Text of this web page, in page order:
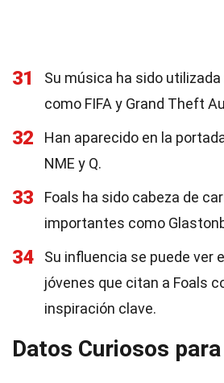
31
Su música ha sido
como FIFA y Grand Theft
32
Han aparecido en la
NME y Q.
33
Foals ha sido cabeza de
importantes como
34
Su influencia se puede ver
jóvenes que citan a Foals
inspiración clave.
Datos Curiosos